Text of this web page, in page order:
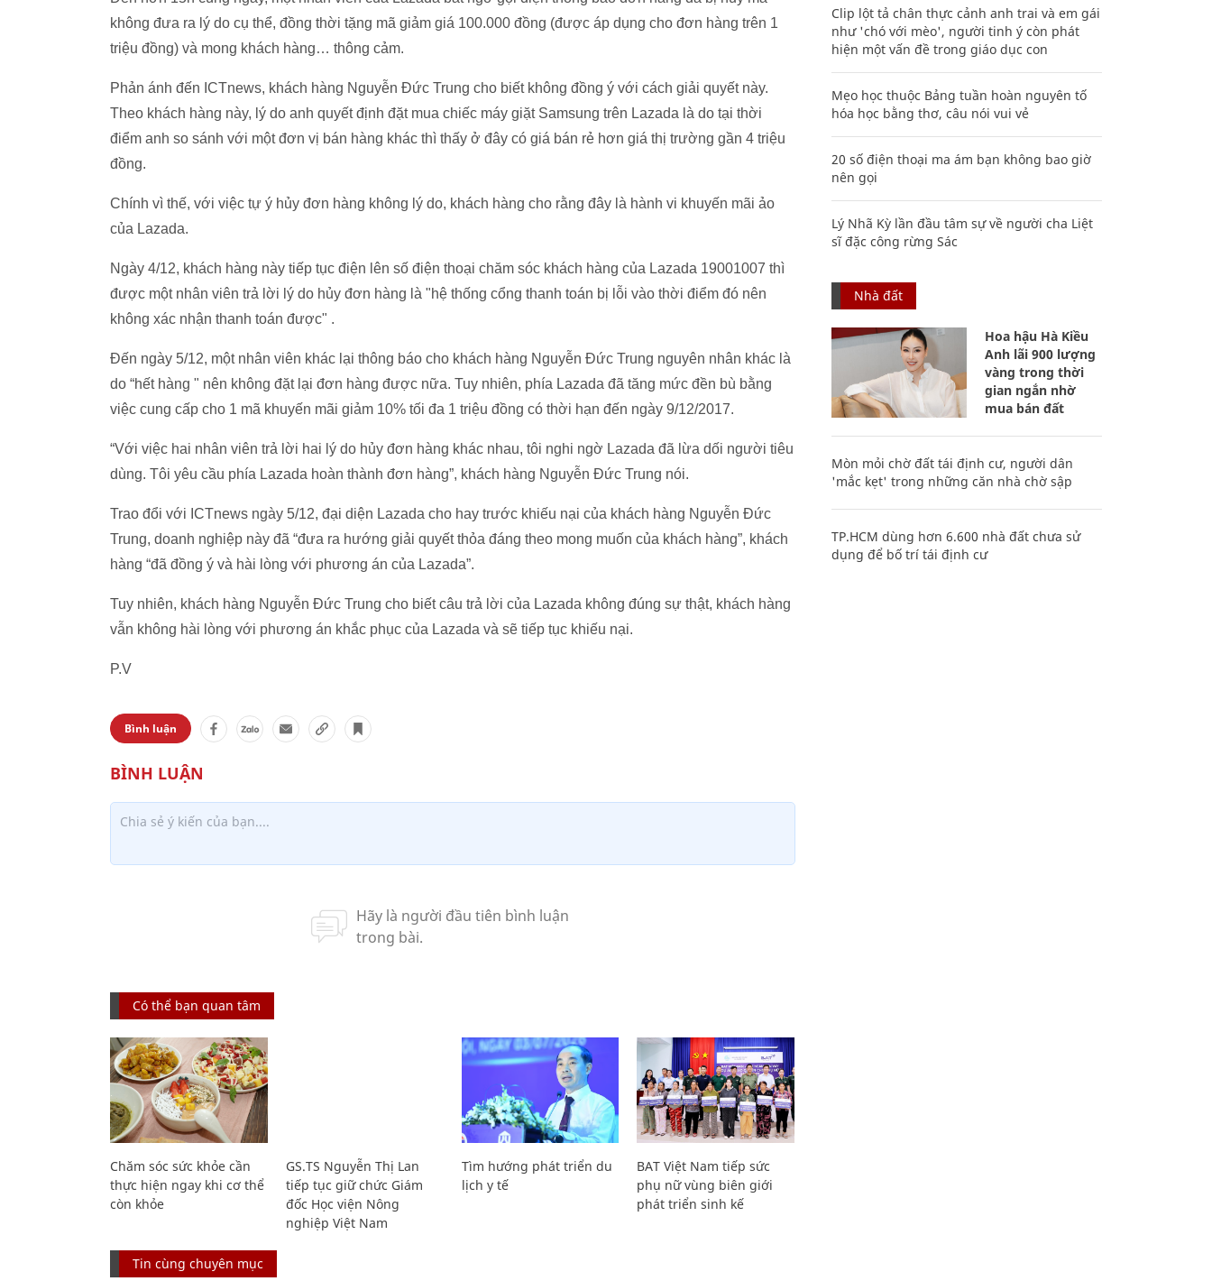
không đưa ra lý do cụ thể, đồng thời tặng mã giảm giá 100.000 đồng (được áp dụng cho đơn hàng trên 1
triệu đồng) và mong khách hàng… thông cảm.
Phản ánh đến ICTnews, khách hàng Nguyễn Đức Trung cho biết không đồng ý với cách giải quyết này.
Theo khách hàng này, lý do anh quyết định đặt mua chiếc máy giặt Samsung trên Lazada là do tại thời
điểm anh so sánh với một đơn vị bán hàng khác thì thấy ở đây có giá bán rẻ hơn giá thị trường gần 4 triệu
đồng.
Chính vì thế, với việc tự ý hủy đơn hàng không lý do, khách hàng cho rằng đây là hành vi khuyến mãi ảo
của Lazada.
Ngày 4/12, khách hàng này tiếp tục điện lên số điện thoại chăm sóc khách hàng của Lazada 19001007 thì
được một nhân viên trả lời lý do hủy đơn hàng là "hệ thống cổng thanh toán bị lỗi vào thời điểm đó nên
không xác nhận thanh toán được" .
Đến ngày 5/12, một nhân viên khác lại thông báo cho khách hàng Nguyễn Đức Trung nguyên nhân khác là
do “hết hàng " nên không đặt lại đơn hàng được nữa. Tuy nhiên, phía Lazada đã tăng mức đền bù bằng
việc cung cấp cho 1 mã khuyến mãi giảm 10% tối đa 1 triệu đồng có thời hạn đến ngày 9/12/2017.
“Với việc hai nhân viên trả lời hai lý do hủy đơn hàng khác nhau, tôi nghi ngờ Lazada đã lừa dối người tiêu
dùng. Tôi yêu cầu phía Lazada hoàn thành đơn hàng”, khách hàng Nguyễn Đức Trung nói.
Trao đổi với ICTnews ngày 5/12, đại diện Lazada cho hay trước khiếu nại của khách hàng Nguyễn Đức
Trung, doanh nghiệp này đã “đưa ra hướng giải quyết thỏa đáng theo mong muốn của khách hàng”, khách
hàng “đã đồng ý và hài lòng với phương án của Lazada”.
Tuy nhiên, khách hàng Nguyễn Đức Trung cho biết câu trả lời của Lazada không đúng sự thật, khách hàng
vẫn không hài lòng với phương án khắc phục của Lazada và sẽ tiếp tục khiếu nại.
P.V
Bình luận
Có thể bạn quan tâm
Chăm sóc sức khỏe cần
thực hiện ngay khi cơ thể
còn khỏe
GS.TS Nguyễn Thị Lan
tiếp tục giữ chức Giám
đốc Học viện Nông
nghiệp Việt Nam
Tìm hướng phát triển du
lịch y tế
BAT Việt Nam tiếp sức
phụ nữ vùng biên giới
phát triển sinh kế
Tin cùng chuyên mục
Clip lột tả chân thực cảnh anh trai và em gái
như 'chó với mèo', người tinh ý còn phát
hiện một vấn đề trong giáo dục con
Mẹo học thuộc Bảng tuần hoàn nguyên tố
hóa học bằng thơ, câu nói vui vẻ
20 số điện thoại ma ám bạn không bao giờ
nên gọi
Lý Nhã Kỳ lần đầu tâm sự về người cha Liệt
sĩ đặc công rừng Sác
Nhà đất
Hoa hậu Hà Kiều
Anh lãi 900 lượng
vàng trong thời
gian ngắn nhờ
mua bán đất
Mòn mỏi chờ đất tái định cư, người dân
'mắc kẹt' trong những căn nhà chờ sập
TP.HCM dùng hơn 6.600 nhà đất chưa sử
dụng để bố trí tái định cư